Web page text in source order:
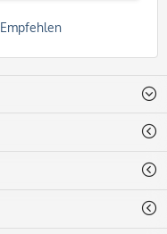
Empfehlen